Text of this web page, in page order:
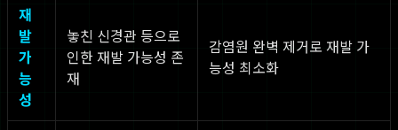
재
발
가
능
성
놓친 신경관 등으로
인한 재발 가능성 존
재
감염원 완벽 제거로 재발 가
능성 최소화